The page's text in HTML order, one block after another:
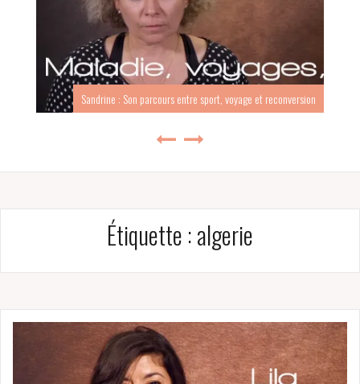
Sandrine : Son parcours entre sport, voyage et reconversion
Étiquette :algerie